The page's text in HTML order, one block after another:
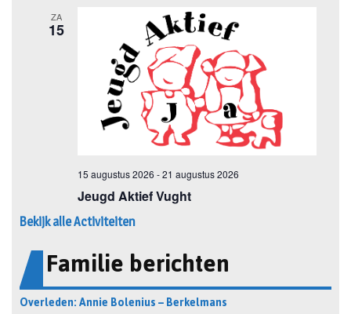
Bekijk alle Activiteiten
Familie berichten
Overleden: Annie Bolenius – Berkelmans